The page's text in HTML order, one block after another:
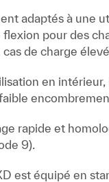
adaptés à une
pour des
de charge
en intérieur,
rapide et
9).
est équipé en